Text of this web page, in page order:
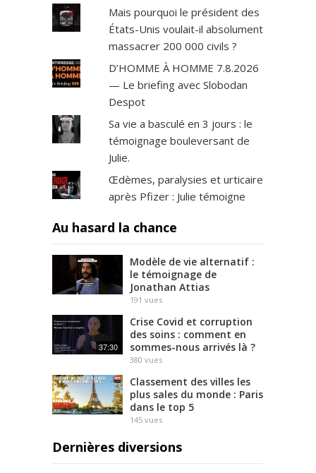
Mais pourquoi le président des
États-Unis voulait-il absolument
massacrer 200 000 civils ?
D’HOMME À HOMME 7.8.2026
— Le briefing avec Slobodan
Despot
Sa vie a basculé en 3 jours : le
témoignage bouleversant de
Julie.
Œdèmes, paralysies et urticaire
après Pfizer : Julie témoigne
Au hasard la chance
Modèle de vie alternatif :
le témoignage de
Jonathan Attias
191 vues
37:30
Crise Covid et corruption
des soins : comment en
sommes-nous arrivés là ?
380 vues
Classement des villes les
plus sales du monde : Paris
dans le top 5
145 vues
Dernières diversions